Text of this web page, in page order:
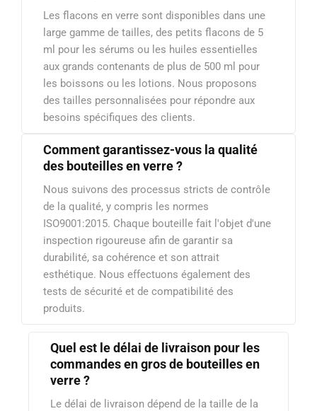
Les flacons en verre sont disponibles dans une
large gamme de tailles, des petits flacons de 5
ml pour les sérums ou les huiles essentielles
aux grands contenants de plus de 500 ml pour
les boissons ou les lotions. Nous proposons
des tailles personnalisées pour répondre aux
besoins spécifiques des clients.
Comment garantissez-vous la qualité
des bouteilles en verre ?
Nous suivons des processus stricts de contrôle
de la qualité, y compris les normes
ISO9001:2015. Chaque bouteille fait l'objet d'une
inspection rigoureuse afin de garantir sa
durabilité, sa cohérence et son attrait
esthétique. Nous effectuons également des
tests de sécurité et de compatibilité des
produits.
Quel est le délai de livraison pour les
commandes en gros de bouteilles en
verre ?
Le délai de livraison dépend de la taille de la